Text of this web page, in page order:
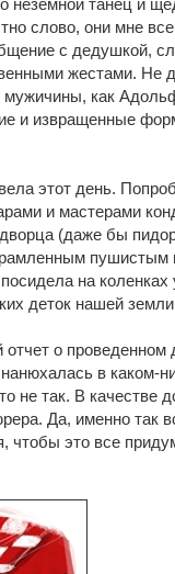
неземной танец и
слово, они мне
с дедушкой,
жестами. Не
мужичины, как
и извращенные
этот день.
и мастерами
(даже бы
пушистым
на
деток нашей
о проведенном
в каком-
не так. В качестве
Да, именно так
чтобы это все